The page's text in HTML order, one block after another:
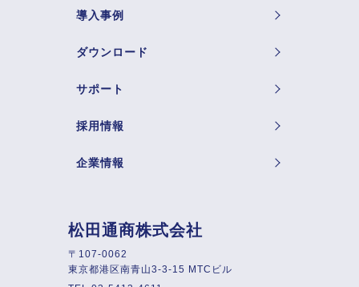
導入事例
ダウンロード
サポート
採用情報
企業情報
松田通商株式会社
〒107-0062
東京都港区南青山3-3-15 MTCビル